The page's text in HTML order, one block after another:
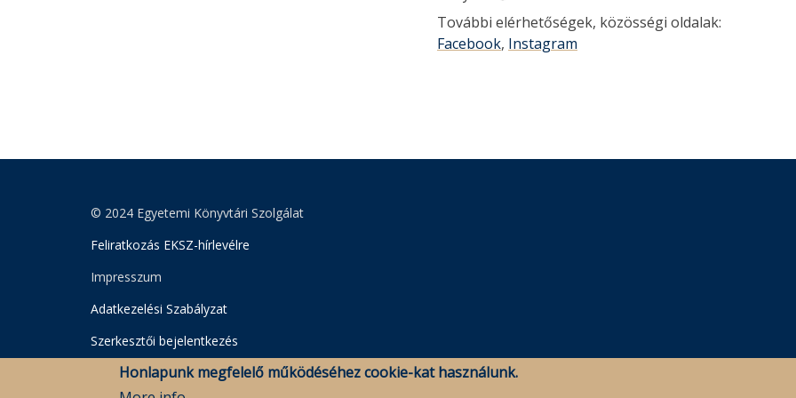
További elérhetőségek, közösségi oldalak:
Facebook, Instagram
© 2024 Egyetemi Könyvtári Szolgálat
Feliratkozás EKSZ-hírlevélre
Impresszum
Adatkezelési Szabályzat
Szerkesztői bejelentkezés
Honlapunk megfelelő működéséhez cookie-kat használunk.